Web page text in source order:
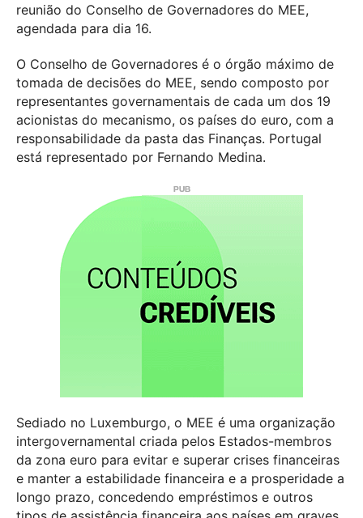
reunião do Conselho de Governadores do MEE,
agendada para dia 16.
O Conselho de Governadores é o órgão máximo de
tomada de decisões do MEE, sendo composto por
representantes governamentais de cada um dos 19
acionistas do mecanismo, os países do euro, com a
responsabilidade da pasta das Finanças. Portugal
está representado por Fernando Medina.
Sediado no Luxemburgo, o MEE é uma organização
intergovernamental criada pelos Estados-membros
da zona euro para evitar e superar crises financeiras
e manter a estabilidade financeira e a prosperidade a
longo prazo, concedendo empréstimos e outros